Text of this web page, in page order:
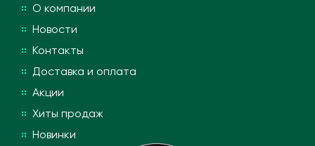
О компании
Новости
Контакты
Доставка и оплата
Акции
Хиты продаж
Новинки